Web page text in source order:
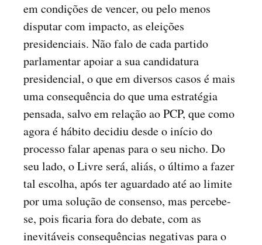
em condições de vencer, ou pelo menos
disputar com impacto, as eleições
presidenciais. Não falo de cada partido
parlamentar apoiar a sua candidatura
presidencial, o que em diversos casos é mais
uma consequência do que uma estratégia
pensada, salvo em relação ao PCP, que como
agora é hábito decidiu desde o início do
processo falar apenas para o seu nicho. Do
seu lado, o Livre será, aliás, o último a fazer
tal escolha, após ter aguardado até ao limite
por uma solução de consenso, mas percebe-
se, pois ficaria fora do debate, com as
inevitáveis consequências negativas para o